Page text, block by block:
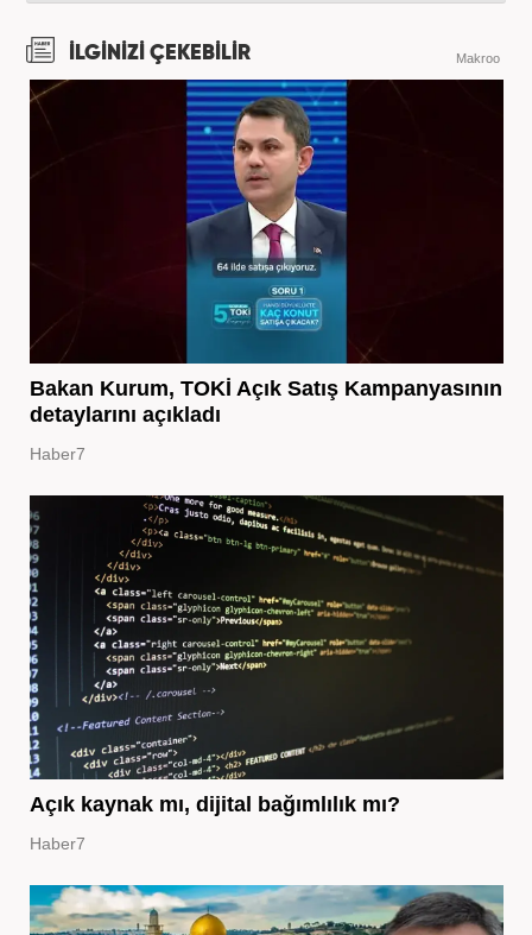
İLGİNİZİ ÇEKEBİLİR Makroo
Bakan Kurum, TOKİ Açık Satış Kampanyasının
detaylarını açıkladı
Haber7
Açık kaynak mı, dijital bağımlılık mı?
Haber7